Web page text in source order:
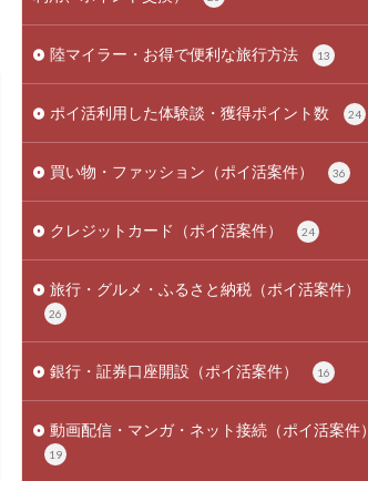
陸マイラー・お得で便利な旅行方法 13
ポイ活利用した体験談・獲得ポイント数 24
買い物・ファッション（ポイ活案件） 36
クレジットカード（ポイ活案件） 24
旅行・グルメ・ふるさと納税（ポイ活案件）
26
銀行・証券口座開設（ポイ活案件） 16
動画配信・マンガ・ネット接続（ポイ活案件）
19